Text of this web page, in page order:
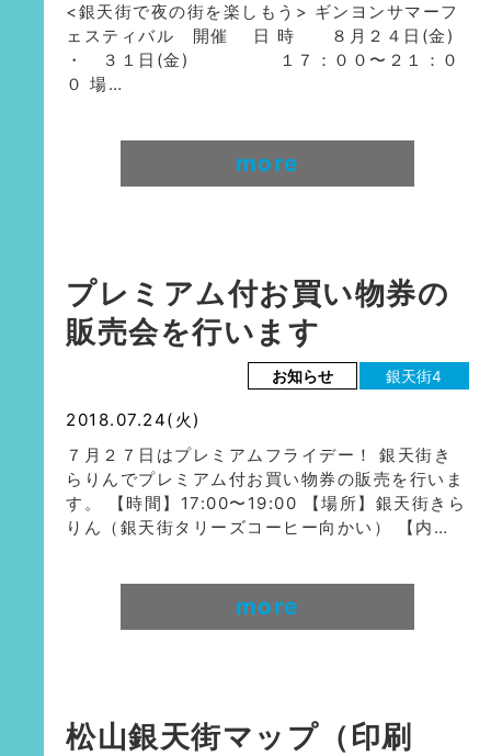
<銀天街で夜の街を楽しもう> ギンヨンサマーフ
ェスティバル 開催 日 時 ８月２４日(金)
・ ３１日(金) １７：００〜２１：０
０ 場…
more
プレミアム付お買い物券の
販売会を行います
お知らせ 銀天街4
2018.07.24(火)
７月２７日はプレミアムフライデー！ 銀天街き
らりんでプレミアム付お買い物券の販売を行いま
す。 【時間】17:00〜19:00 【場所】銀天街きら
りん（銀天街タリーズコーヒー向かい） 【内…
more
松山銀天街マップ（印刷